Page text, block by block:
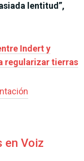
lentitud”,
Indert y
regularizar tierras
en Voiz